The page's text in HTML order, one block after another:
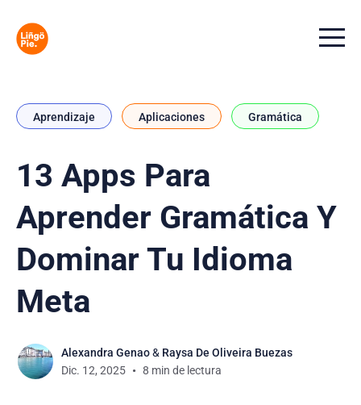
Menu
Aprendizaje Aplicaciones Gramática
13 Apps Para
Aprender Gramática Y
Dominar Tu Idioma
Meta
Alexandra Genao& Raysa De Oliveira Buezas
Dic. 12, 2025
8 min de lectura